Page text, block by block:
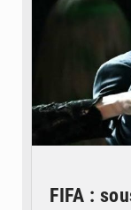
FIFA :